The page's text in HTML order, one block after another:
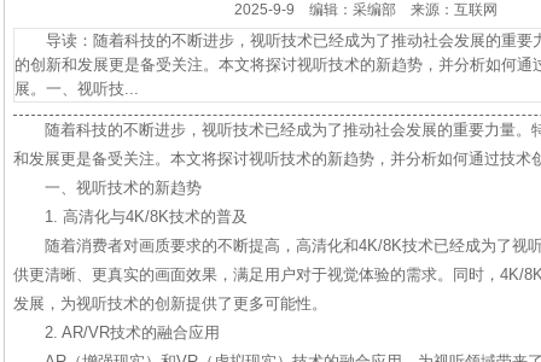
2025-9-9 编辑：采编部 来源：互联网
导读：随着科技的不断进步，视听技术已经成为了推动社会发展的重要
的创新和发展更是备受关注。本文将探讨视听技术的新趋势，并分析如何
展。一、视听技...
随着科技的不断进步，视听技术已经成为了推动社会发展的重要力量。
和发展更是备受关注。本文将探讨视听技术的新趋势，并分析如何通过技术
一、视听技术的新趋势
1. 高清化与4K/8K技术的普及
随着消费者对画质要求的不断提高，高清化和4K/8K技术已经成为了视
供更清晰、更真实的画面效果，满足用户对于视觉体验的需求。同时，4K/
发展，为视听技术的创新提供了更多可能性。
2. AR/VR技术的融合应用